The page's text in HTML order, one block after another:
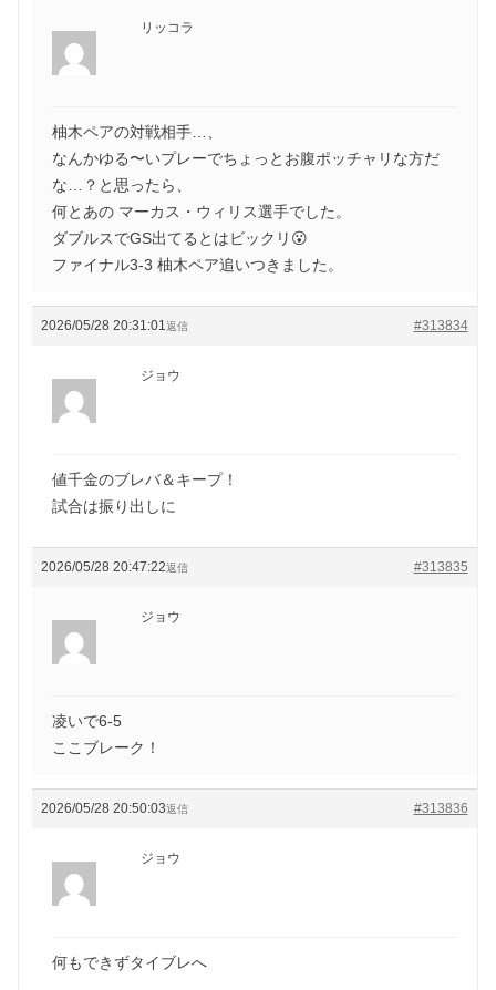
リッコラ
柚木ペアの対戦相手…、
なんかゆる〜いプレーでちょっとお腹ポッチャリな方だ
な…？と思ったら、
何とあの マーカス・ウィリス選手でした。
ダブルスでGS出てるとはビックリ😮
ファイナル3-3 柚木ペア追いつきました。
2026/05/28 20:31:01 #313834
返信
ジョウ
値千金のブレバ＆キープ！
試合は振り出しに
2026/05/28 20:47:22 #313835
返信
ジョウ
凌いで6-5
ここブレーク！
2026/05/28 20:50:03 #313836
返信
ジョウ
何もできずタイブレへ